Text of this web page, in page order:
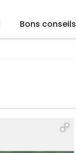
Bons conseils